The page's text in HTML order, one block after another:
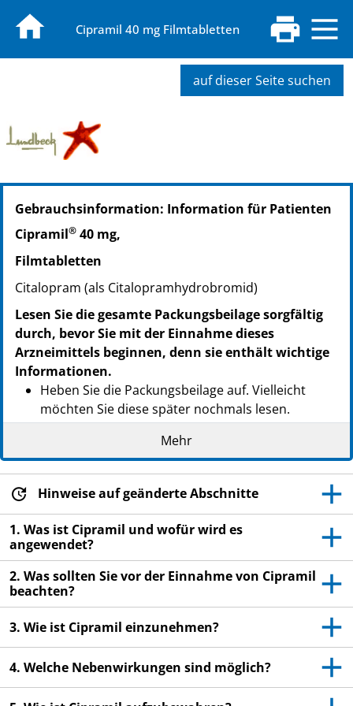
Cipramil 40 mg Filmtabletten
auf dieser Seite suchen
PZN: 08691972
PPN: 110869197250
NTIN: 04150086919720
Gebrauchsinformation: Information für Patienten
Cipramil® 40 mg,
Filmtabletten
Citalopram (als Citalopramhydrobromid)
Lesen Sie die gesamte Packungsbeilage sorgfältig
durch, bevor Sie mit der Einnahme dieses
Arzneimittels beginnen, denn sie enthält wichtige
Informationen.
Heben Sie die Packungsbeilage auf. Vielleicht
möchten Sie diese später nochmals lesen.
Wenn Sie weitere Fragen haben, wenden Sie sich
an Ihren Arzt oder Apotheker.
verschrieben. Geben Sie es nicht an Dritte weiter.
Es kann anderen Menschen schaden, auch wenn
diese die gleichen Beschwerden haben wie Sie.
Wenn Sie Nebenwirkungen bemerken, wenden Sie
sich an Ihren Arzt oder Apotheker. Dies gilt auch
für Nebenwirkungen, die nicht in dieser
Packungsbeilage angegeben sind. Siehe Abschnitt
Mehr
Hinweise auf geänderte Abschnitte
1. Was ist Cipramil und wofür wird es
angewendet?
2. Was sollten Sie vor der Einnahme von Cipramil
beachten?
3. Wie ist Cipramil einzunehmen?
4. Welche Nebenwirkungen sind möglich?